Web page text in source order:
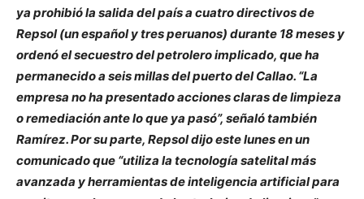
ya prohibió la salida del país a cuatro directivos de
Repsol (un español y tres peruanos) durante 18 meses y
ordenó el secuestro del petrolero implicado, que ha
permanecido a seis millas del puerto del Callao. “La
empresa no ha presentado acciones claras de limpieza
o remediación ante lo que ya pasó”, señaló también
Ramírez. Por su parte, Repsol dijo este lunes en un
comunicado que “utiliza la tecnología satelital más
avanzada y herramientas de inteligencia artificial para